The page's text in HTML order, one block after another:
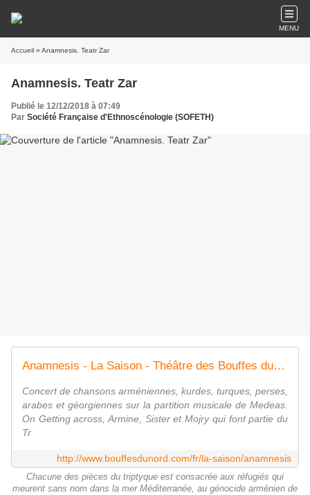
MENU
Accueil » Anamnesis. Teatr Zar
Anamnesis. Teatr Zar
Publié le 12/12/2018 à 07:49
Par Société Française d'Ethnoscénologie (SOFETH)
Anamnesis - La Saison - Théâtre des Bouffes du Nord
Concert de chansons arméniennes, kurdes, turques, perses,
arabes et géorgiennes sur la partition musicale de Medeas.
On Getting across, Armine, Sister et Mojry qui font partie du
Tr
http://www.bouffesdunord.com/fr/la-saison/anamnesis
Chacune des pièces du triptyque est consacrée aux réfugiés qui
meurent sans nom dans la mer Méditerranée, au génocide arménien de